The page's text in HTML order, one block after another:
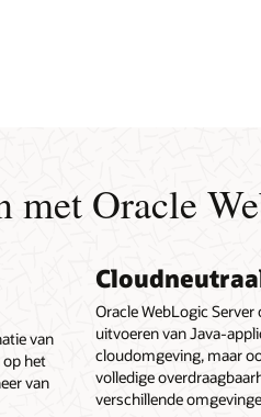
met Oracle
van
op het
van
Oracle WebLogic
uitvoeren van Java-
cloudomgeving, maar
volledige
verschillende